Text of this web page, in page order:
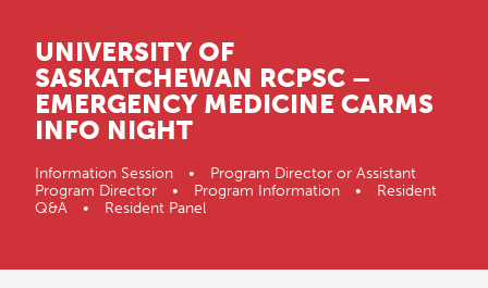
UNIVERSITY OF
SASKATCHEWAN RCPSC –
EMERGENCY MEDICINE CARMS
INFO NIGHT
Information Session • Program Director or Assistant
Program Director • Program Information • Resident
Q&A • Resident Panel